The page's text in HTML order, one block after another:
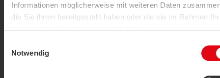
Informationen möglicherweise mit weiteren Daten
die Sie ihnen bereitgestellt haben oder die sie im Rahmen
Datenschutzerklärung
Notwendig